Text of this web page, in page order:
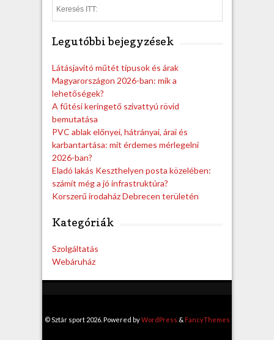
e
Legutóbbi bejegyzések
Látásjavító műtét típusok és árak
Magyarországon 2026-ban: mik a
lehetőségek?
A fűtési keringető szivattyú rövid
bemutatása
PVC ablak előnyei, hátrányai, árai és
karbantartása: mit érdemes mérlegelni
2026-ban?
Eladó lakás Keszthelyen posta közelében:
számít még a jó infrastruktúra?
Korszerű irodaház Debrecen területén
Kategóriák
Szolgáltatás
Webáruház
© Sztár sport 2026. Powered byWordPress & FancyThemes